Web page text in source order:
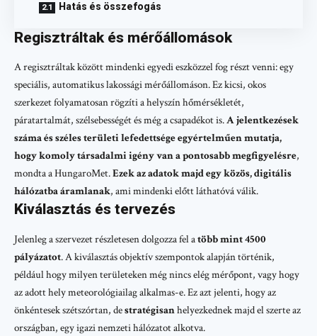
Hatás és összefogás
Regisztráltak és mérőállomások
A regisztráltak között mindenki egyedi eszközzel fog részt venni: egy
speciális, automatikus lakossági mérőállomáson. Ez kicsi, okos
szerkezet folyamatosan rögzíti a helyszín hőmérsékletét,
páratartalmát, szélsebességét és még a csapadékot is.A jelentkezések
száma és széles területi lefedettsége egyértelműen mutatja,
hogy komoly társadalmi igény van a pontosabb megfigyelésre,
mondta a HungaroMet.Ezek az adatok majd egy közös, digitális
hálózatba áramlanak, ami mindenki előtt láthatóvá válik.
Kiválasztás és tervezés
Jelenleg a szervezet részletesen dolgozza fel atöbb mint 4500
pályázatot. A kiválasztás objektív szempontok alapján történik,
például hogy milyen területeken még nincs elég mérőpont, vagy hogy
az adott hely meteorológiailag alkalmas-e. Ez azt jelenti, hogy az
önkéntesek szétszórtan, destratégisanhelyezkednek majd el szerte az
országban, egy igazi nemzeti hálózatot alkotva.